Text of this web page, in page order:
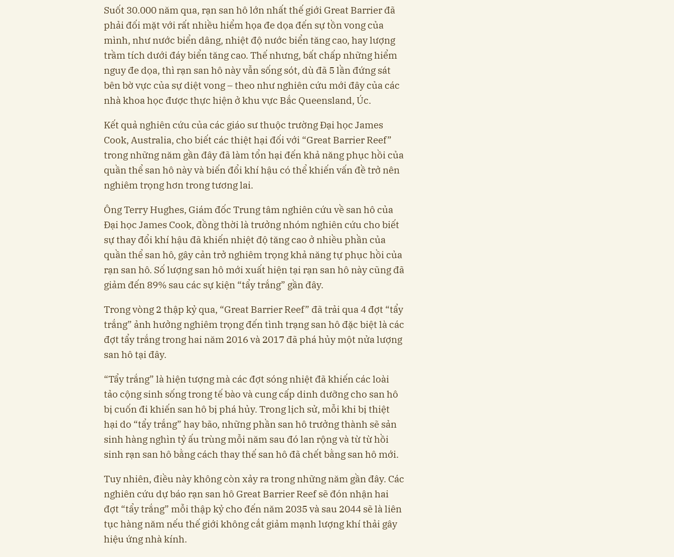
Suốt 30.000 năm qua, rạn san hô lớn nhất thế giới Great Barrier đã
phải đối mặt với rất nhiều hiểm họa đe dọa đến sự tồn vong của
mình, như nước biển dâng, nhiệt độ nước biển tăng cao, hay lượng
trầm tích dưới đáy biển tăng cao. Thế nhưng, bất chấp những hiểm
nguy đe dọa, thì rạn san hô này vẫn sống sót, dù đã 5 lần đứng sát
bên bờ vực của sự diệt vong – theo như nghiên cứu mới đây của các
nhà khoa học được thực hiện ở khu vực Bắc Queensland, Úc.
Kết quả nghiên cứu của các giáo sư thuộc trường Đại học James
Cook, Australia, cho biết các thiệt hại đối với “Great Barrier Reef”
trong những năm gần đây đã làm tổn hại đến khả năng phục hồi của
quần thể san hô này và biến đổi khí hậu có thể khiến vấn đề trở nên
nghiêm trọng hơn trong tương lai.
Ông Terry Hughes, Giám đốc Trung tâm nghiên cứu về san hô của
Đại học James Cook, đồng thời là trưởng nhóm nghiên cứu cho biết
sự thay đổi khí hậu đã khiến nhiệt độ tăng cao ở nhiều phần của
quần thể san hô, gây cản trở nghiêm trọng khả năng tự phục hồi của
rạn san hô. Số lượng san hô mới xuất hiện tại rạn san hô này cũng đã
giảm đến 89% sau các sự kiện “tẩy trắng” gần đây.
Trong vòng 2 thập kỷ qua, “Great Barrier Reef” đã trải qua 4 đợt “tẩy
trắng” ảnh hưởng nghiêm trọng đến tình trạng san hô đặc biệt là các
đợt tẩy trắng trong hai năm 2016 và 2017 đã phá hủy một nửa lượng
san hô tại đây.
“Tẩy trắng” là hiện tượng mà các đợt sóng nhiệt đã khiến các loài
tảo cộng sinh sống trong tế bào và cung cấp dinh dưỡng cho san hô
bị cuốn đi khiến san hô bị phá hủy. Trong lịch sử, mỗi khi bị thiệt
hại do “tẩy trắng” hay bão, những phần san hô trưởng thành sẽ sản
sinh hàng nghìn tỷ ấu trùng mỗi năm sau đó lan rộng và từ từ hồi
sinh rạn san hô bằng cách thay thế san hô đã chết bằng san hô mới.
Tuy nhiên, điều này không còn xảy ra trong những năm gần đây. Các
nghiên cứu dự báo rạn san hô Great Barrier Reef sẽ đón nhận hai
đợt “tẩy trắng” mỗi thập kỷ cho đến năm 2035 và sau 2044 sẽ là liên
tục hàng năm nếu thế giới không cắt giảm mạnh lượng khí thải gây
hiệu ứng nhà kính.